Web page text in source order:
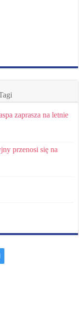
zaprasza na letnie
przenosi się na